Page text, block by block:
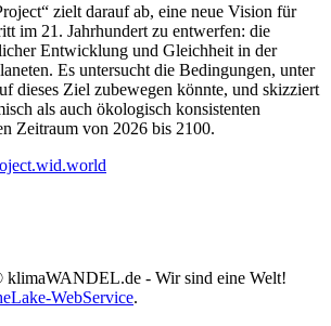
zielt darauf ab, eine neue Vision für
im 21. Jahrhundert zu entwerfen: die
Entwicklung und Gleichheit in der
Es untersucht die Bedingungen, unter
dieses Ziel zubewegen könnte, und skizziert
als auch ökologisch konsistenten
Zeitraum von 2026 bis 2100.
klimaWANDEL.de - Wir sind eine Welt!
WebService.